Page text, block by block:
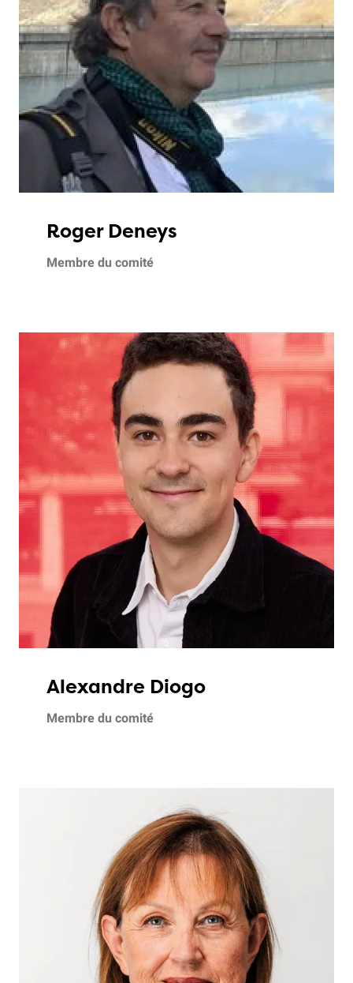
Roger Deneys
Membre du comité
Alexandre Diogo
Membre du comité